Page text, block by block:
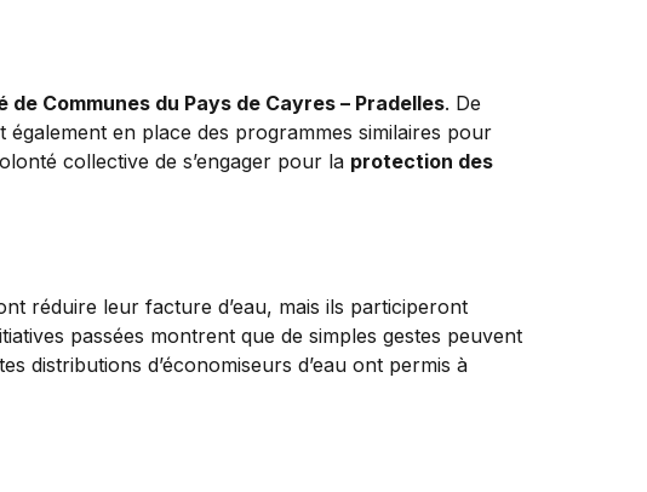
de Communes du Pays de Cayres – Pradelles. De
en place des programmes similaires pour
collective de s’engager pour la protection des
réduire leur facture d’eau, mais ils participeront
passées montrent que de simples gestes peuvent
distributions d’économiseurs d’eau ont permis à